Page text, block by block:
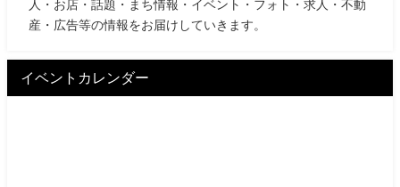
人・お店・話題・まち情報・イベント・フォト・求人・不動
産・広告等の情報をお届けしていきます。
イベントカレンダー